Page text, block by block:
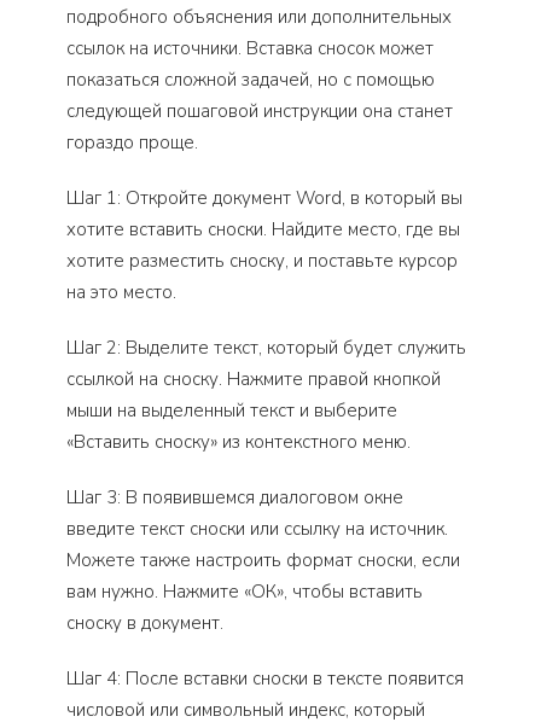
подробного объяснения или дополнительных
ссылок на источники. Вставка сносок может
показаться сложной задачей, но с помощью
следующей пошаговой инструкции она станет
гораздо проще.
Шаг 1: Откройте документ Word, в который вы
хотите вставить сноски. Найдите место, где вы
хотите разместить сноску, и поставьте курсор
на это место.
Шаг 2: Выделите текст, который будет служить
ссылкой на сноску. Нажмите правой кнопкой
мыши на выделенный текст и выберите
«Вставить сноску» из контекстного меню.
Шаг 3: В появившемся диалоговом окне
введите текст сноски или ссылку на источник.
Можете также настроить формат сноски, если
вам нужно. Нажмите «ОК», чтобы вставить
сноску в документ.
Шаг 4: После вставки сноски в тексте появится
числовой или символьный индекс, который